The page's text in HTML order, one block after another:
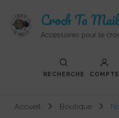
Croch Ta
Accessoires pour le
RECHERCHE COMPTE
Votre panier
Accueil Boutique